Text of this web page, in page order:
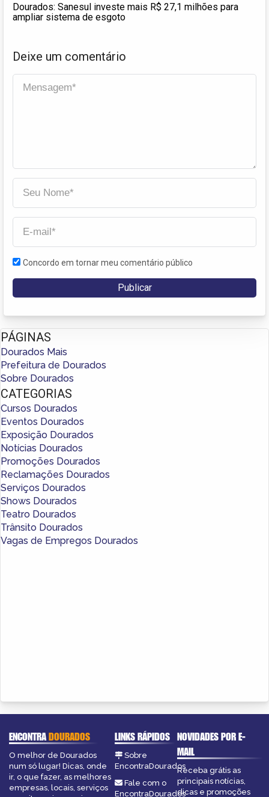
Dourados: Sanesul investe mais R$ 27,1 milhões para
ampliar sistema de esgoto
Deixe um comentário
Concordo em tornar meu comentário público
PÁGINAS
Dourados Mais
Prefeitura de Dourados
Sobre Dourados
CATEGORIAS
Cursos Dourados
Eventos Dourados
Exposição Dourados
Notícias Dourados
Promoções Dourados
Reclamações Dourados
Serviços Dourados
Shows Dourados
Teatro Dourados
Trânsito Dourados
Vagas de Empregos Dourados
ENCONTRADOURADOS
O melhor de Dourados
num só lugar! Dicas, onde
ir, o que fazer, as melhores
empresas, locais, serviços
LINKS RÁPIDOS
Sobre
EncontraDourados
Fale com o
EncontraDourados
NOVIDADES POR E-
MAIL
Receba grátis as
principais notícias,
dicas e promoções